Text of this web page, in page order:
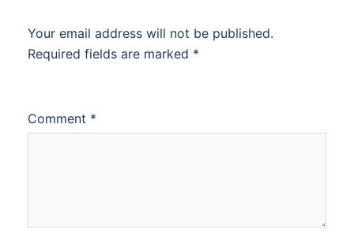
Your email address will not be published.
Required fields are marked *
Comment *